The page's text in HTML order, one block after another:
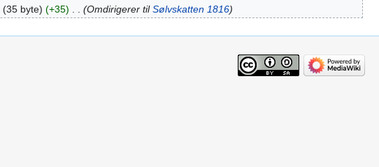
35 byte +35 Omdirigerer tilSølvskatten 1816